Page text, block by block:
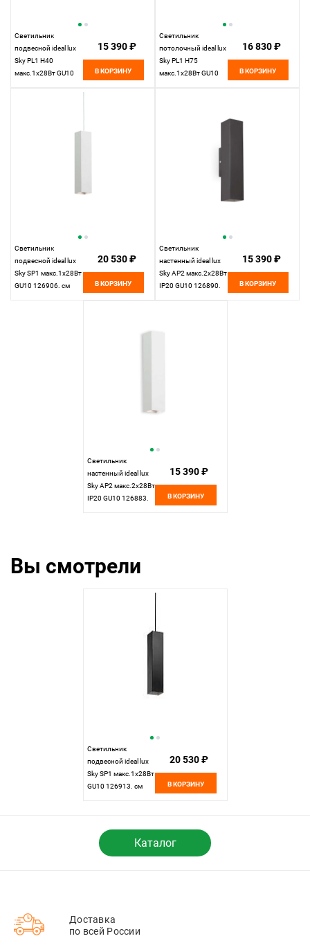
Светильник
подвесной ideal lux
Sky PL1 H40
макс.1х28Вт GU10
15 390 ₽
В КОРЗИНУ
Светильник
потолочный ideal lux
Sky PL1 H75
макс.1х28Вт GU10
16 830 ₽
В КОРЗИНУ
Светильник
подвесной ideal lux
Sky SP1 макс.1х28Вт
GU10 126906. см
20 530 ₽
В КОРЗИНУ
Светильник
настенный ideal lux
Sky AP2 макс.2x28Вт
IP20 GU10 126890.
15 390 ₽
В КОРЗИНУ
Светильник
настенный ideal lux
Sky AP2 макс.2x28Вт
IP20 GU10 126883.
15 390 ₽
В КОРЗИНУ
Вы смотрели
Светильник
подвесной ideal lux
Sky SP1 макс.1х28Вт
GU10 126913. см
20 530 ₽
В КОРЗИНУ
Каталог
Доставка
по всей России